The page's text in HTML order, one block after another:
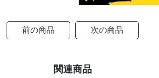
前の商品 次の商品
関連商品